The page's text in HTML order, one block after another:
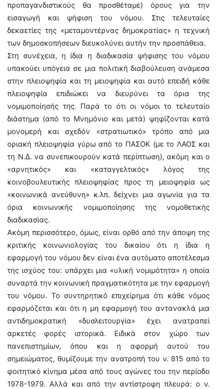
προπαγανδιστικούς θα προσθέταμε) όρους για την
εισαγωγή και ψήφιση του νόμου. Στις τελευταίες
δεκαετίες της «μεταμοντέρνας δημοκρατίας» η τεχνική
των δημοσκοπήσεων διευκολύνει αυτήν την προσπάθεια.
Στη συνέχεια, η ίδια η διαδικασία ψήφισης του νόμου
υπακούει υπόγεια σε μια πολιτική διαβούλευση ανάμεσα
στην πλειοψηφία και τη μειοψηφία και αυτό επειδή κάθε
πλειοψηφία επιδιώκει να διευρύνει τα όρια της
νομιμοποίησής της. Παρά το ότι οι νόμοι το τελευταίο
διάστημα (από το Μνημόνιο και μετά) ψηφίζονται κατά
μονομερή και σχεδόν «στρατιωτικό» τρόπο από μια
οριακή πλειοψηφία γύρω από το ΠΑΣΟΚ (με το ΛΑΟΣ και
τη Ν.Δ. να συνεπικουρούν κατά περίπτωση), ακόμη και ο
«αρνητικός» και «καταγγελτικός» λόγος της
κοινοβουλευτικής πλειοψηφίας προς τη μειοψηφία ως
«κοινωνικά ανεύθυνη» κ.λπ. δείχνει μια αγωνία για τα
όρια κοινωνικής νομιμοποίησης της νομοθετικής
διαδικασίας.
Ακόμη περισσότερο, όμως, είναι ορθό από την άποψη της
κριτικής κοινωνιολογίας του δικαίου ότι η ίδια η
εφαρμογή του νόμου δεν είναι ένα αυτόματο αποτέλεσμα
της ισχύος του: υπάρχει μια «υλική νομιμότητα» η οποία
συναρτά την κοινωνική πραγματικότητα με την εφαρμογή
του νόμου. Το συντηρητικό επιχείρημα ότι κάθε νόμος
εφαρμόζεται και ότι η μη εφαρμογή του αντανακλά μια
αντιδημοκρατική «δυσλειτουργία» έχει ανατραπεί
αρκετές φορές ιστορικά. Ειδικά στον χώρο των
πανεπιστημίων, όπου και η αφορμή αυτού του
σημειώματος, θυμίζουμε την ανατροπή του ν. 815 από το
φοιτητικό κίνημα μέσα από τους αγώνες του την περίοδο
1978-1979. Αλλά και από την αντίστροφη πλευρά: ο ν.